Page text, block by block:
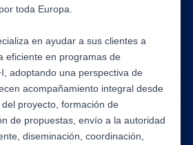
toda Europa.
en ayudar a sus clientes a
eficiente en programas de
adoptando una perspectiva de
acompañamiento integral desde
proyecto, formación de
de propuestas, envío a la autoridad
diseminación, coordinación,